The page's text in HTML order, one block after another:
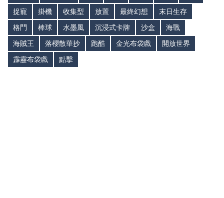
捉寵
掛機 收集型 放置 最終幻想
末日生存
格鬥
棒球 水墨風 沉浸式卡牌 沙盒
海戰
海賊王
落櫻散華抄 跑酷 金光布袋戲
開放世界
霹靂布袋戲
點擊